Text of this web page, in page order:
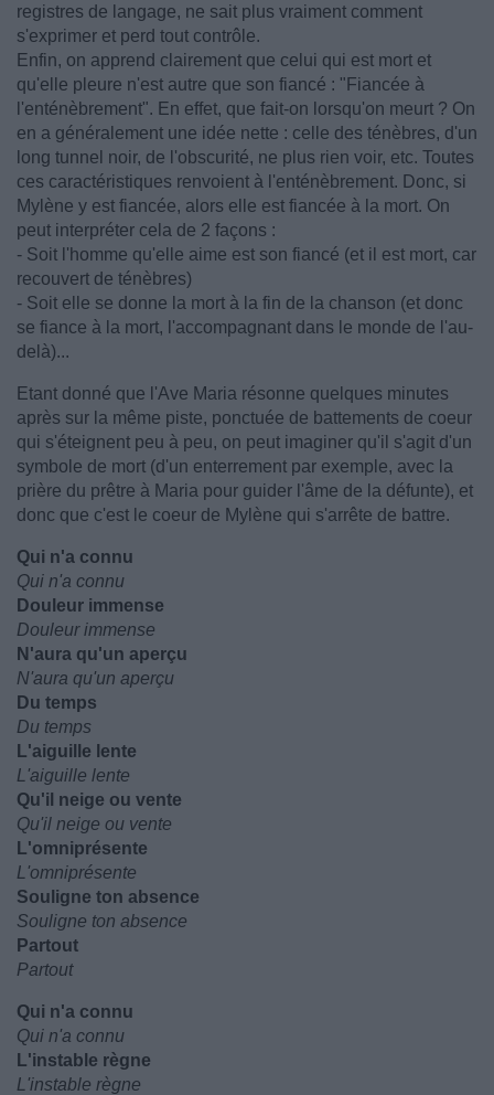
registres de langage, ne sait plus vraiment comment
s'exprimer et perd tout contrôle.
Enfin, on apprend clairement que celui qui est mort et
qu'elle pleure n'est autre que son fiancé : "Fiancée à
l'enténèbrement". En effet, que fait-on lorsqu'on meurt ? On
en a généralement une idée nette : celle des ténèbres, d'un
long tunnel noir, de l'obscurité, ne plus rien voir, etc. Toutes
ces caractéristiques renvoient à l'enténèbrement. Donc, si
Mylène y est fiancée, alors elle est fiancée à la mort. On
peut interpréter cela de 2 façons :
- Soit l'homme qu'elle aime est son fiancé (et il est mort, car
recouvert de ténèbres)
- Soit elle se donne la mort à la fin de la chanson (et donc
se fiance à la mort, l'accompagnant dans le monde de l'au-
delà)...
Etant donné que l'Ave Maria résonne quelques minutes
après sur la même piste, ponctuée de battements de coeur
qui s'éteignent peu à peu, on peut imaginer qu'il s'agit d'un
symbole de mort (d'un enterrement par exemple, avec la
prière du prêtre à Maria pour guider l'âme de la défunte), et
donc que c'est le coeur de Mylène qui s'arrête de battre.
Qui n'a connu
Qui n'a connu
Douleur immense
Douleur immense
N'aura qu'un aperçu
N'aura qu'un aperçu
Du temps
Du temps
L'aiguille lente
L'aiguille lente
Qu'il neige ou vente
Qu'il neige ou vente
L'omniprésente
L'omniprésente
Souligne ton absence
Souligne ton absence
Partout
Partout
Qui n'a connu
Qui n'a connu
L'instable règne
L'instable règne